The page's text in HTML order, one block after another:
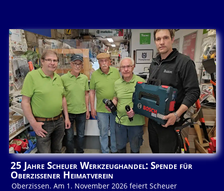
25 Jahre Scheuer Werkzeughandel: Spende für
Oberzissener Heimatverein
Oberzissen. Am 1. November 2026 feiert Scheuer